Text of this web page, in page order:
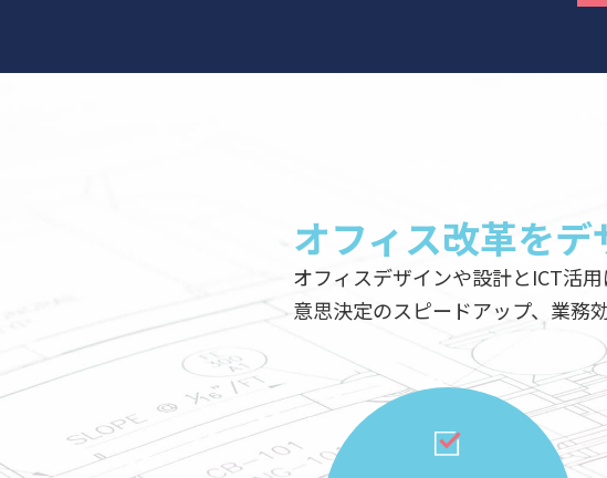
オフィス改革を
オフィスデザインや設計とICT活用によっ
意思決定のスピードアップ、業務効率